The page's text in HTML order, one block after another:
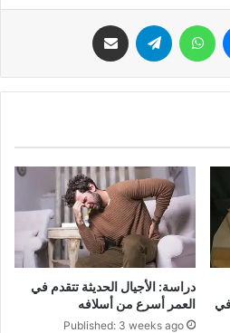
ماسنجر واتساب تيلقرام
دراسة: الأجيال الحديثة تتقدم في
العمر أسرع من أسلافه
Published: 3 weeks ago